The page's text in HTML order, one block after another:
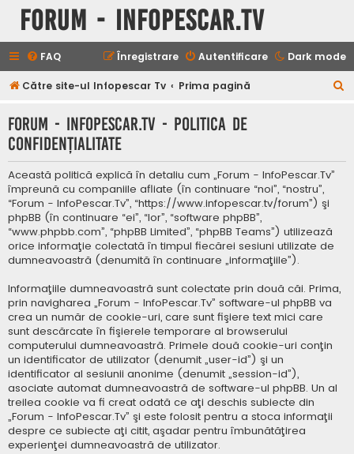
Forum - InfoPescar.Tv
Dark mode
FAQ Autentificare
Înregistrare
Către site-ul Infopescar Tv Prima pagină
Forum - InfoPescar.Tv - Politica de
confidenţialitate
Această politică explică în detaliu cum „Forum - InfoPescar.Tv”
împreună cu companiile afliate (în continuare “noi”, “nostru”,
“Forum - InfoPescar.Tv”, “https://www.infopescar.tv/forum”) şi
phpBB (în continuare “ei”, “lor”, “software phpBB”,
“www.phpbb.com”, “phpBB Limited”, “phpBB Teams”) utilizează
orice informaţie colectată în timpul fiecărei sesiuni utilizate de
dumneavoastră (denumită în continuare „informaţiile”).
Informaţiile dumneavoastră sunt colectate prin două căi. Prima,
prin navigharea „Forum - InfoPescar.Tv” software-ul phpBB va
crea un număr de cookie-uri, care sunt fişiere text mici care
sunt descărcate în fişierele temporare al browserului
computerului dumneavoastră. Primele două cookie-uri conţin
un identificator de utilizator (denumit „user-id”) şi un
identificator al sesiunii anonime (denumit „session-id”),
asociate automat dumneavoastră de software-ul phpBB. Un al
treilea cookie va fi creat odată ce aţi deschis subiecte din
„Forum - InfoPescar.Tv” şi este folosit pentru a stoca informaţii
despre ce subiecte aţi citit, aşadar pentru îmbunătăţirea
experienţei dumneavoastră de utilizator.